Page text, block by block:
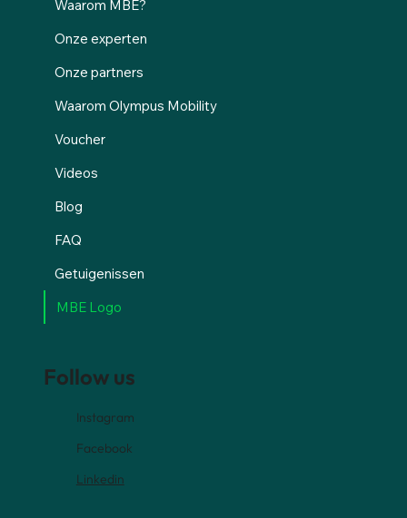
Waarom MBE?
Onze experten
Onze partners
Waarom Olympus Mobility
Voucher
Videos
Blog
FAQ
Getuigenissen
MBE Logo
Follow us
Instagram
Facebook
Linkedin